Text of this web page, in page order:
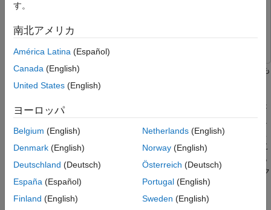
ョン
FPGA 用マルチチャネル FIR フィルター
項目一覧
HDL コードとテスト ベンチの生成
リソースの利用状況の比較
Simulink Simulink
この例では、ハードウェア用の複数の入力データ ストリームをも
つ離散 FIR フィルターを実装する方法を示します。
多くの DSP アプリケーションでは、複数のデータ ストリームが
同じフィルターによってフィルター処理されます。簡単なソリュ
ーションは、各チャネルに対して別々のフィルターを実装するこ
とです。複数のチャネルで 1 つのフィルターの実装を共有するこ
とで、より面積効率の高い構造を作成できます。結果として得ら
れるハードウェアでは、単一チャネル フィルターに使用されるク
ロック レートと比較して、より高速なクロック レートが必要に
なります。
す。
南北アメリカ
América Latina (Español)
Canada (English)
United States (English)
ヨーロッパ
Belgium (English)
Denmark (English)
Deutschland (Deutsch)
España (Español)
Finland (English)
Netherlands(English)
Norway(English)
Österreich (Deutsch)
Portugal(English)
Sweden (English)